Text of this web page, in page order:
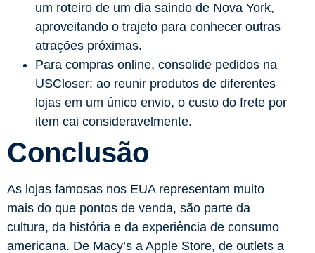
um roteiro de um dia saindo de Nova York,
aproveitando o trajeto para conhecer outras
atrações próximas.
Para compras online, consolide pedidos na
USCloser: ao reunir produtos de diferentes
lojas em um único envio, o custo do frete por
item cai consideravelmente.
Conclusão
As lojas famosas nos EUA representam muito
mais do que pontos de venda, são parte da
cultura, da história e da experiência de consumo
americana. De Macy’s a Apple Store, de outlets a